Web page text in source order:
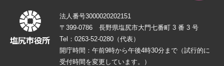
法人番号3000020202151
〒399-0786 長野県塩尻市大門七番町 3 番 3 号
Tel：0263-52-0280（代表）
開庁時間：午前9時から午後4時30分まで（試行的に
受付時間を変更しています。）